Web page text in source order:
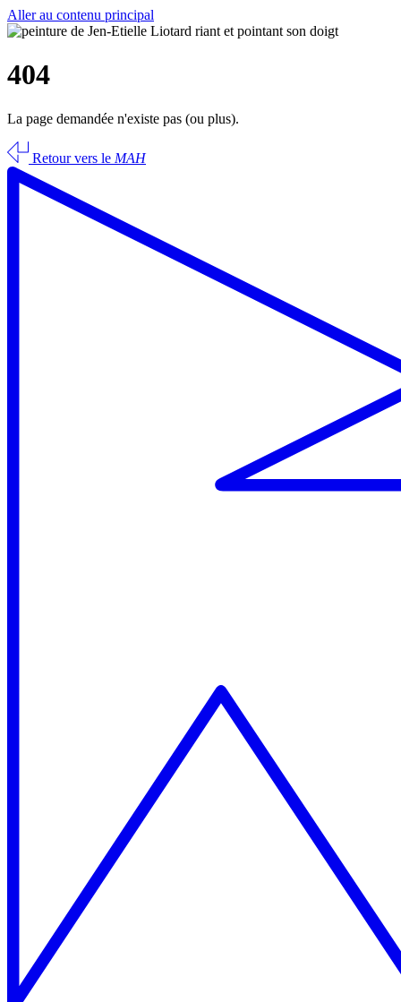
Aller au contenu principal
404
La page demandée n'existe pas (ou plus).
Retour vers le MAH